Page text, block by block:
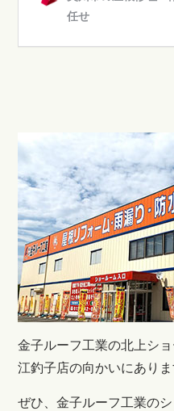
金子ルーフ工業の北上シ
江釣子店の向かいにありま
ぜひ、金子ルーフ工業の